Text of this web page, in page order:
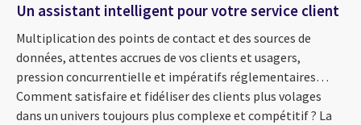
Un assistant intelligent pour votre service client
Multiplication des points de contact et des sources de
données, attentes accrues de vos clients et usagers,
pression concurrentielle et impératifs réglementaires…
Comment satisfaire et fidéliser des clients plus volages
dans un univers toujours plus complexe et compétitif ? La